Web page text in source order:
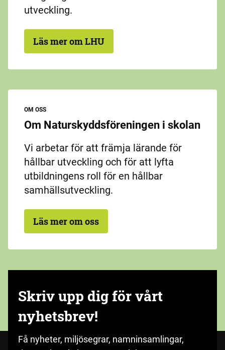
utveckling.
Läs mer om LHU
OM OSS
Om Naturskyddsföreningen i skolan
Vi arbetar för att främja lärande för
hållbar utveckling och för att lyfta
utbildningens roll för en hållbar
samhällsutveckling.
Läs mer om oss
Skriv upp dig för vårt
nyhetsbrev!
Få nyheter, miljösegrar, namninsamlingar,